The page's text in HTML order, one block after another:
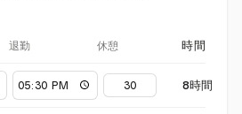
退勤 休憩 時間
8時間